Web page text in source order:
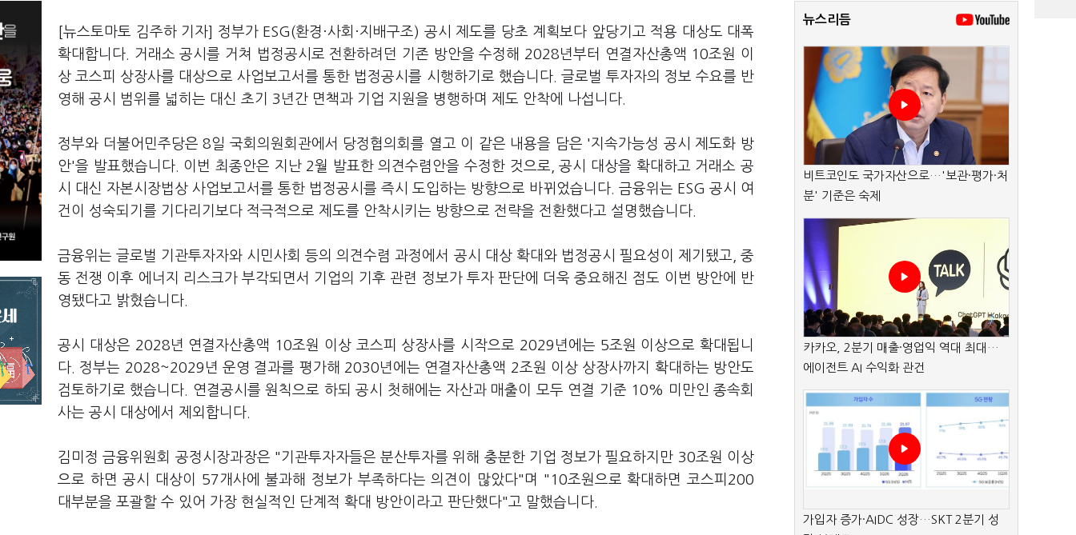
[뉴스토마토 김주하 기자] 정부가 ESG(환경·사회·지배구조) 공시 제도를 당초 계획보다 앞당기고 적용 대상도 대폭
확대합니다. 거래소 공시를 거쳐 법정공시로 전환하려던 기존 방안을 수정해 2028년부터 연결자산총액 10조원 이
상 코스피 상장사를 대상으로 사업보고서를 통한 법정공시를 시행하기로 했습니다. 글로벌 투자자의 정보 수요를 반
영해 공시 범위를 넓히는 대신 초기 3년간 면책과 기업 지원을 병행하며 제도 안착에 나섭니다.
정부와 더불어민주당은 8일 국회의원회관에서 당정협의회를 열고 이 같은 내용을 담은 '지속가능성 공시 제도화 방
안'을 발표했습니다. 이번 최종안은 지난 2월 발표한 의견수렴안을 수정한 것으로, 공시 대상을 확대하고 거래소 공
시 대신 자본시장법상 사업보고서를 통한 법정공시를 즉시 도입하는 방향으로 바뀌었습니다. 금융위는 ESG 공시 여
건이 성숙되기를 기다리기보다 적극적으로 제도를 안착시키는 방향으로 전략을 전환했다고 설명했습니다.
금융위는 글로벌 기관투자자와 시민사회 등의 의견수렴 과정에서 공시 대상 확대와 법정공시 필요성이 제기됐고, 중
동 전쟁 이후 에너지 리스크가 부각되면서 기업의 기후 관련 정보가 투자 판단에 더욱 중요해진 점도 이번 방안에 반
영됐다고 밝혔습니다.
공시 대상은 2028년 연결자산총액 10조원 이상 코스피 상장사를 시작으로 2029년에는 5조원 이상으로 확대됩니
다. 정부는 2028~2029년 운영 결과를 평가해 2030년에는 연결자산총액 2조원 이상 상장사까지 확대하는 방안도
검토하기로 했습니다. 연결공시를 원칙으로 하되 공시 첫해에는 자산과 매출이 모두 연결 기준 10% 미만인 종속회
사는 공시 대상에서 제외합니다.
김미정 금융위원회 공정시장과장은 "기관투자자들은 분산투자를 위해 충분한 기업 정보가 필요하지만 30조원 이상
으로 하면 공시 대상이 57개사에 불과해 정보가 부족하다는 의견이 많았다"며 "10조원으로 확대하면 코스피200
대부분을 포괄할 수 있어 가장 현실적인 단계적 확대 방안이라고 판단했다"고 말했습니다.
뉴스리듬
비트코인도 국가자산으로…'보관·평가·처
분' 기준은 숙제
카카오, 2분기 매출·영업익 역대 최대…
에이전트 AI 수익화 관건
가입자 증가·AIDC 성장…SKT 2분기 성